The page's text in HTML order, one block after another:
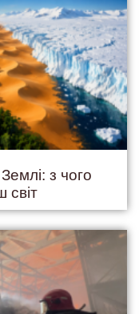
з чого
світ